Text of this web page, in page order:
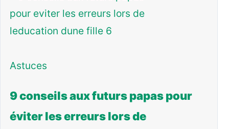
Astuces
9 conseils aux futurs papas pour
éviter les erreurs lors de